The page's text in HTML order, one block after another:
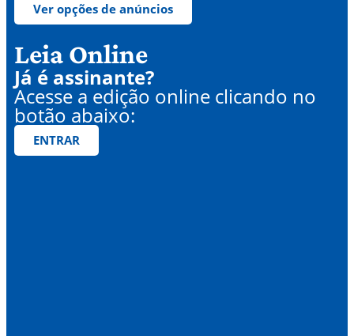
Ver opções de anúncios
Leia Online
Já é assinante?
Acesse a edição online clicando no
botão abaixo:
ENTRAR